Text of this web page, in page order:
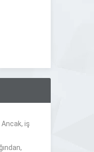
iş